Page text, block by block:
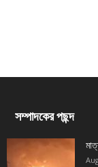
সম্পাদকের পছন্দ